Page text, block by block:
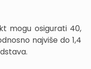
mogu osigurati 40,
najviše do 1,4